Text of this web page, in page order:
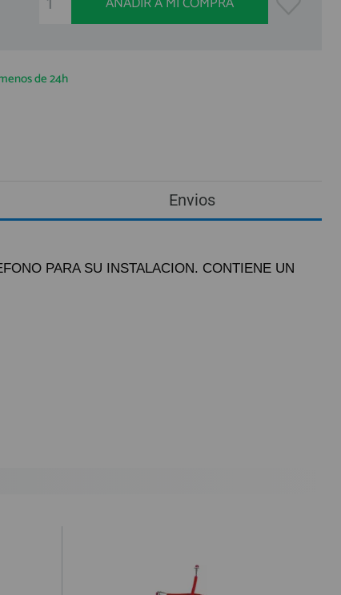
de 24h
Envios
PARA SU INSTALACION. CONTIENE UN
y confirmada por internet debe ser aceptada después